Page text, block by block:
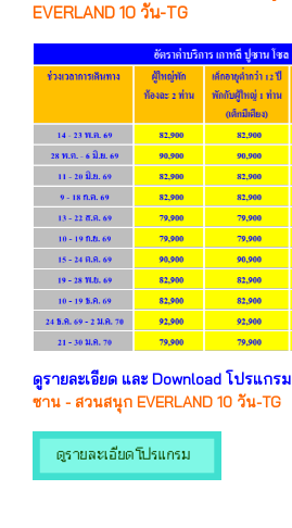
EVERLAND 10 วัน-TG
ดูรายละเอียด และ Download โปรแกรม
ซาน - สวนสนุก EVERLAND 10 วัน-TG